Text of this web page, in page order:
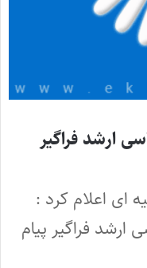
ارشد فراگیر
ای اعلام کرد :
ارشد فراگیر پیام